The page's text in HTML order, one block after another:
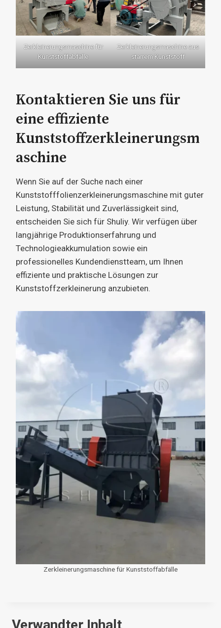
Zerkleinerungsmaschine für
Kunststoffabfälle
Zerkleinerungsmaschine aus
starrem Kunststoff
Kontaktieren Sie uns für
eine effiziente
Kunststoffzerkleinerungsm
aschine
Wenn Sie auf der Suche nach einer
Kunststofffolienzerkleinerungsmaschine mit guter
Leistung, Stabilität und Zuverlässigkeit sind,
entscheiden Sie sich für Shuliy. Wir verfügen über
langjährige Produktionserfahrung und
Technologieakkumulation sowie ein
professionelles Kundendienstteam, um Ihnen
effiziente und praktische Lösungen zur
Kunststoffzerkleinerung anzubieten.
Zerkleinerungsmaschine für Kunststoffabfälle